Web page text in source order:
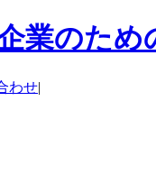
業のた
わせ|